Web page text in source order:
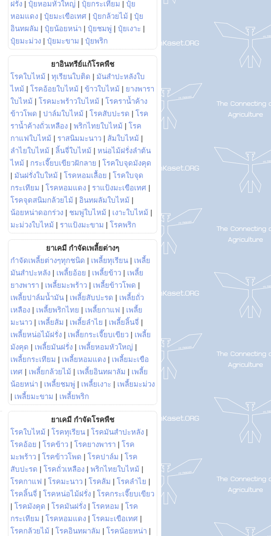
ฝรั่ง | ปุ๋ยหอมหัวใหญ่ | ปุ๋ยกระเทียม | ปุ๋ย
หอมแดง | ปุ๋ยมะเขือเทศ | ปุ๋ยกล้วยไม้ | ปุ๋ย
อินทผลัม | ปุ๋ยน้อยหน่า | ปุ๋ยชมพู่ | ปุ๋ยเงาะ |
ปุ๋ยมะม่วง | ปุ๋ยมะขาม | ปุ๋ยพริก
ยาอินทรีย์แก้โรคพืช
โรคใบไหม้ | ทุเรียนใบติด | มันสำปะหลังใบ
ไหม้ | โรคอ้อยใบไหม้ | ข้าวใบไหม้ | ยางพารา
ใบไหม้ | โรคมะพร้าวใบไหม้ | โรคราน้ำค้าง
ข้าวโพด | ปาล์มใบไหม้ | โรคสับปะรด | โรค
ราน้ำค้างถั่วเหลือง | พริกไทยใบไหม้ | โรค
กาแฟใบไหม้ | ราสนิมมะนาว | ส้มใบไหม้ |
ลำไยใบไหม้ | ลิ้นจี่ใบไหม้ | หน่อไม้ฝรั่งลำต้น
ไหม้ | กระเจี๊ยบเขียวฝักลาย | โรคใบจุดมังคุด
| มันฝรั่งใบใหม้ | โรคหอมเลื้อย | โรคใบจุด
กระเทียม | โรคหอมแดง | ราแป้งมะเขือเทศ |
โรคจุดสนิมกล้วยไม้ | อินทผลัมใบไหม้ |
น้อยหน่าดอกร่วง | ชมพู่ใบไหม้ | เงาะใบไหม้ |
มะม่วงใบไหม้ | ราแป้งมะขาม | โรคพริก
ยาเคมี กำจัดเพลี้ยต่างๆ
กำจัดเพลี้ยต่างๆทุกชนิด | เพลี้ยทุเรียน | เพลี้ย
มันสำปะหลัง | เพลี้ยอ้อย | เพลี้ยข้าว | เพลี้ย
ยางพารา | เพลี้ยมะพร้าว | เพลี้ยข้าวโพด |
เพลี้ยปาล์มน้ำมัน | เพลี้ยสับปะรด | เพลี้ยถั่ว
เหลือง | เพลี้ยพริกไทย | เพลี้ยกาแฟ | เพลี้ย
มะนาว | เพลี้ยส้ม | เพลี้ยลำไย | เพลี้ยลิ้นจี่ |
เพลี้ยหน่อไม้ฝรั่ง | เพลี้ยกระเจี๊ยบเขียว | เพลี้ย
มังคุด | เพลี้ยมันฝรั่ง | เพลี้ยหอมหัวใหญ่ |
เพลี้ยกระเทียม | เพลี้ยหอมแดง | เพลี้ยมะเขือ
เทศ | เพลี้ยกล้วยไม้ | เพลี้ยอินทผาลัม | เพลี้ย
น้อยหน่า | เพลี้ยชมพู่ | เพลี้ยเงาะ | เพลี้ยมะม่วง
| เพลี้ยมะขาม | เพลี้ยพริก
ยาเคมี กำจัดโรคพืช
โรคใบไหม้ | โรคทุเรียน | โรคมันสำปะหลัง |
โรคอ้อย | โรคข้าว | โรคยางพารา | โรค
มะพร้าว | โรคข้าวโพด | โรคปาล์ม | โรค
สับปะรด | โรคถั่วเหลือง | พริกไทยใบไหม้ |
โรคกาแฟ | โรคมะนาว | โรคส้ม | โรคลำไย |
โรคลิ้นจี่ | โรคหน่อไม้ฝรั่ง | โรคกระเจี๊ยบเขียว
| โรคมังคุด | โรคมันฝรั่ง | โรคหอม | โรค
กระเทียม | โรคหอมแดง | โรคมะเขือเทศ |
โรคกล้วยไม้ | โรคอินทผาลัม | โรคน้อยหน่า |